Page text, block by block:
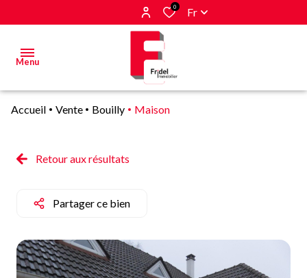
0 Fr
Menu
Estimer
vendus
Alerte
Accueil Vente Bouilly Maison
Retour aux résultats
Partager ce bien